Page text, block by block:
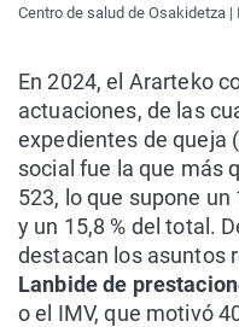
Centro de salud de Osakidetza |
En 2024, el Ararteko
actuaciones, de las
expedientes de queja
social fue la que más
523, lo que supone
y un 15,8 % del total.
destacan los asuntos
Lanbide de
o el IMV, que motivó